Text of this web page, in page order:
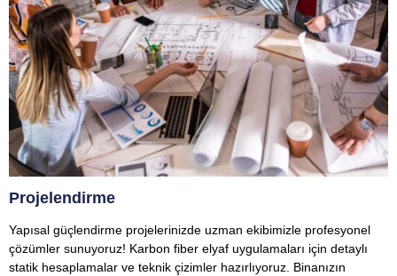
Projelendirme
Yapısal güçlendirme projelerinizde uzman ekibimizle profesyonel
çözümler sunuyoruz! Karbon fiber elyaf uygulamaları için detaylı
statik hesaplamalar ve teknik çizimler hazırlıyoruz. Binanızın